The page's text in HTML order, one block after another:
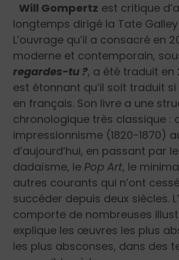
Will Gompertz est critique
longtemps dirigé la Tate
L’ouvrage qu’il a consacré en
moderne et contemporain,
regardes-tu ?, a été traduit en
est étonnant qu’il soit traduit
en français. Son livre a une
chronologique très classique :
impressionnisme (1820-1870)
d’aujourd’hui, en passant par
dadaïsme, le Pop Art, le
autres courants qui n’ont
succéder depuis deux siècles.
comporte de nombreuses
explique les œuvres les plus
les plus absconses, dans des